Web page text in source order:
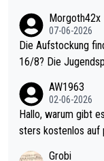
Morgoth42x
07-06-2026
Die Aufstockung
16/8? Die Jugendspiele waren letztes Jahr durchaus sehr kurz
Allerdings ist Mitchell Lawrie als Nummer
ziert. Somit ändert
sters erstmal nichts. Ich denke sie wollen damit für
AW1963
02-06-2026
Hallo, warum gibt es keinen Hinweis, dass die Nordic Darts Ma
sters kostenlos auf
Grobi